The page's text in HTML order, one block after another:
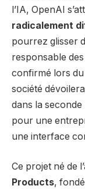
l’IA, OpenAI
radicalement
pourrez glisser
responsable
confirmé lors
société
dans la
pour une
une interface
Ce projet né de
Products,